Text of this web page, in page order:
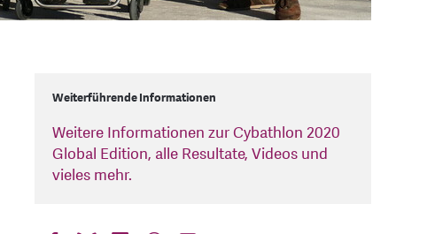
Weiterführende Informationen
Weitere Informationen zur Cybathlon 2020
Global Edition, alle Resultate, Videos und
vieles mehr.